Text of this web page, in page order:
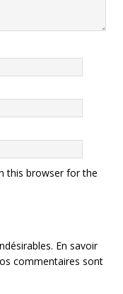
this browser for the
En savoir
commentaires sont